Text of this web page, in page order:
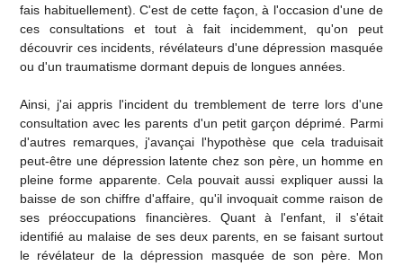
fais habituellement). C'est de cette façon, à l'occasion d'une de
ces consultations et tout à fait incidemment, qu'on peut
découvrir ces incidents, révélateurs d'une dépression masquée
ou d'un traumatisme dormant depuis de longues années.
Ainsi, j'ai appris l'incident du tremblement de terre lors d'une
consultation avec les parents d'un petit garçon déprimé. Parmi
d'autres remarques, j'avançai l'hypothèse que cela traduisait
peut-être une dépression latente chez son père, un homme en
pleine forme apparente. Cela pouvait aussi expliquer aussi la
baisse de son chiffre d'affaire, qu'il invoquait comme raison de
ses préoccupations financières. Quant à l'enfant, il s'était
identifié au malaise de ses deux parents, en se faisant surtout
le révélateur de la dépression masquée de son père. Mon